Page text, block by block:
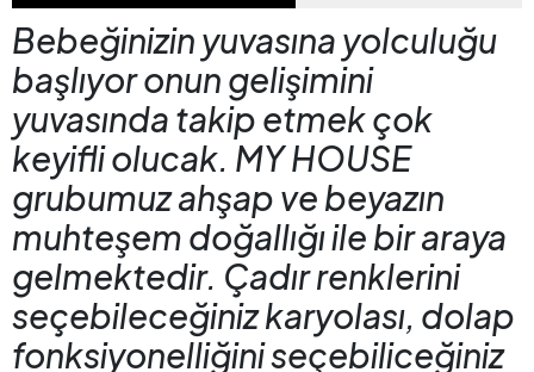
Bebeğinizin yuvasına yolculuğu
başlıyor onun gelişimini
yuvasında takip etmek çok
keyifli olucak. MY HOUSE
grubumuz ahşap ve beyazın
muhteşem doğallığı ile bir araya
gelmektedir. Çadır renklerini
seçebileceğiniz karyolası, dolap
fonksiyonelliğini seçebiliceğiniz